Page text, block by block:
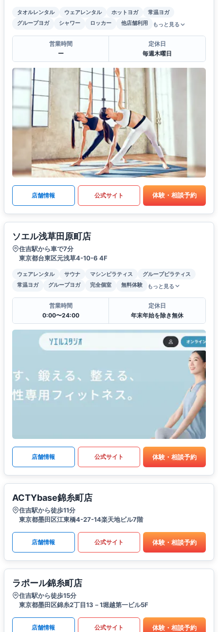
タオルレンタル ウェアレンタル ホットヨガ
常温ヨガ
グループヨガ
シャワー ロッカー 他店舗利用 もっと見る
営業時間
ー
定休日
毎週木曜日
店舗情報 公式サイト 体験・相談予約
ソエル浅草田原町店
住吉駅から車で7分
東京都台東区元浅草4-10-6 4F
ウェアレンタル サウナ マシンピラティス
グループピラティス
常温ヨガ
グループヨガ 完全個室 無料体験 もっと見る
営業時間
0:00〜24:00
定休日
年末年始を除き無休
店舗情報 公式サイト 体験・相談予約
ACTYbase錦糸町店
住吉駅から徒歩11分
東京都墨田区江東橋4-27-14楽天地ビル7階
店舗情報 公式サイト 体験・相談予約
ラポール錦糸町店
住吉駅から徒歩15分
東京都墨田区錦糸2丁目13－1堀越第一ビル5F
店舗情報 公式サイト 体験・相談予約